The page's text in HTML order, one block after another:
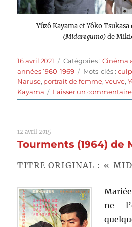
Yûzô Kayama et Yôko Tsukasa
(Midaregumo)de
Publié
le
16 avril 2021 Catégories
Catégories :Cinéma
années 1960-1969
Étiquettes
Mots-clés :
Naruse, portrait de femme,veuve,
Kayama
Laisser un commentaire
12 avril 2015
Tourments (1964) de
TITRE ORIGINAL : «
ne